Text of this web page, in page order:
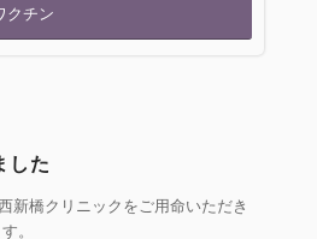
クチン
した
新橋クリニックをご用命いただき
。